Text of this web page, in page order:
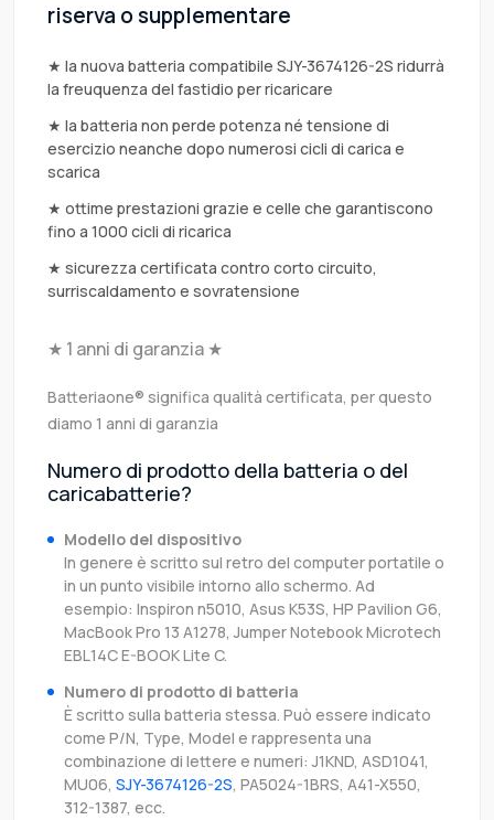
riserva o supplementare
★ la nuova batteria compatibile SJY-3674126-2S ridurrà
la freuquenza del fastidio per ricaricare
★ la batteria non perde potenza né tensione di
esercizio neanche dopo numerosi cicli di carica e
scarica
★ ottime prestazioni grazie e celle che garantiscono
fino a 1000 cicli di ricarica
★ sicurezza certificata contro corto circuito,
surriscaldamento e sovratensione
★ 1 anni di garanzia ★
Batteriaone® significa qualità certificata, per questo
diamo 1 anni di garanzia
Numero di prodotto della batteria o del
caricabatterie?
Modello del dispositivo
In genere è scritto sul retro del computer portatile o
in un punto visibile intorno allo schermo. Ad
esempio: Inspiron n5010, Asus K53S, HP Pavilion G6,
MacBook Pro 13 A1278, Jumper Notebook Microtech
EBL14C E-BOOK Lite C.
Numero di prodotto di batteria
È scritto sulla batteria stessa. Può essere indicato
come P/N, Type, Model e rappresenta una
combinazione di lettere e numeri: J1KND, ASD1041,
MU06, SJY-3674126-2S, PA5024-1BRS, A41-X550,
312-1387, ecc.